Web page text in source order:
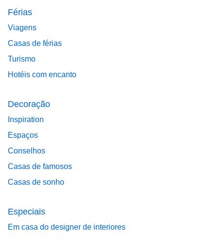
Férias
Viagens
Casas de férias
Turismo
Hotéis com encanto
Decoração
Inspiration
Espaços
Conselhos
Casas de famosos
Casas de sonho
Especiais
Em casa do designer de interiores